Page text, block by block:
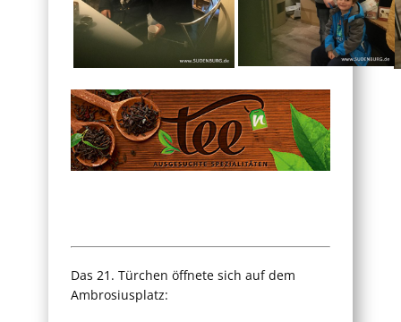
Das 21. Türchen öffnete sich auf dem
Ambrosiusplatz: